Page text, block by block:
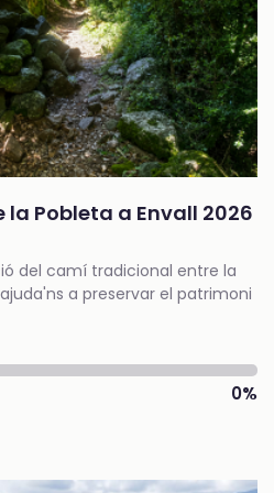
Pobleta a Envall 2026
del camí tradicional entre la
a preservar el patrimoni
0%